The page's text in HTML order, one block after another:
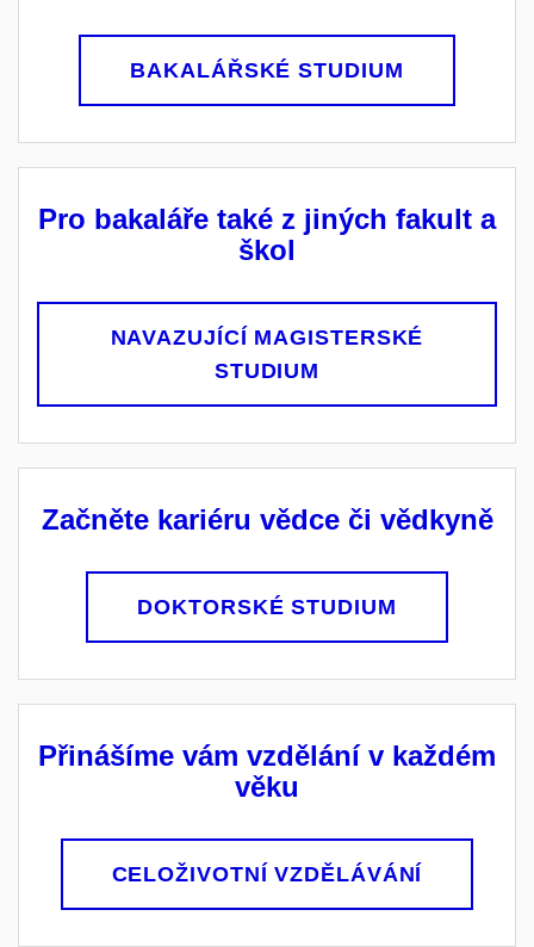
BAKALÁŘSKÉ STUDIUM
Pro bakaláře také z jiných fakult a
škol
NAVAZUJÍCÍ MAGISTERSKÉ
STUDIUM
Začněte kariéru vědce či vědkyně
DOKTORSKÉ STUDIUM
Přinášíme vám vzdělání v každém
věku
CELOŽIVOTNÍ VZDĚLÁVÁNÍ